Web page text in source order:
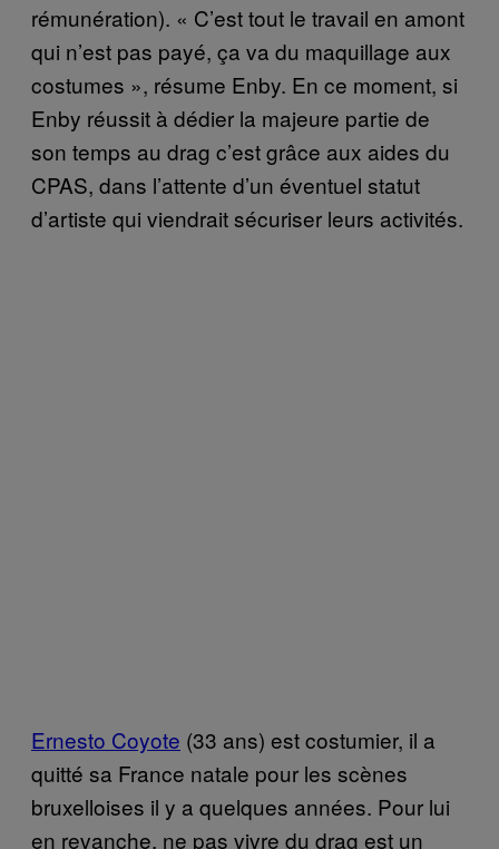
rémunération). « C’est tout le travail en amont
qui n’est pas payé, ça va du maquillage aux
costumes », résume Enby. En ce moment, si
Enby réussit à dédier la majeure partie de
son temps au drag c’est grâce aux aides du
CPAS, dans l’attente d’un éventuel statut
d’artiste qui viendrait sécuriser leurs activités.
Ernesto Coyote (33 ans) est costumier, il a
quitté sa France natale pour les scènes
bruxelloises il y a quelques années. Pour lui
en revanche, ne pas vivre du drag est un